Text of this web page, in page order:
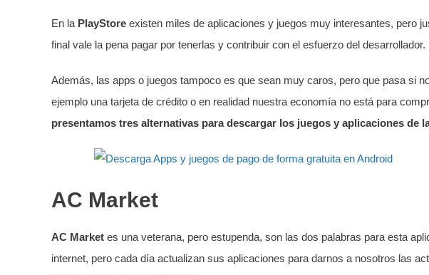
En la PlayStore existen miles de aplicaciones y juegos muy interesantes, pero
final vale la pena pagar por tenerlas y contribuir con el esfuerzo del desarrollador.
Además, las apps o juegos tampoco es que sean muy caros, pero que pasa si
ejemplo una tarjeta de crédito o en realidad nuestra economía no está para
presentamos tres alternativas para descargar los juegos y aplicaciones de
AC Market
AC Market es una veterana, pero estupenda, son las dos palabras para esta
internet, pero cada día actualizan sus aplicaciones para darnos a nosotros las